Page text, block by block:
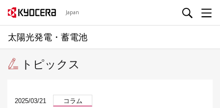
Japan
太陽光発電・蓄電池
トピックス
2025/03/21 コラム